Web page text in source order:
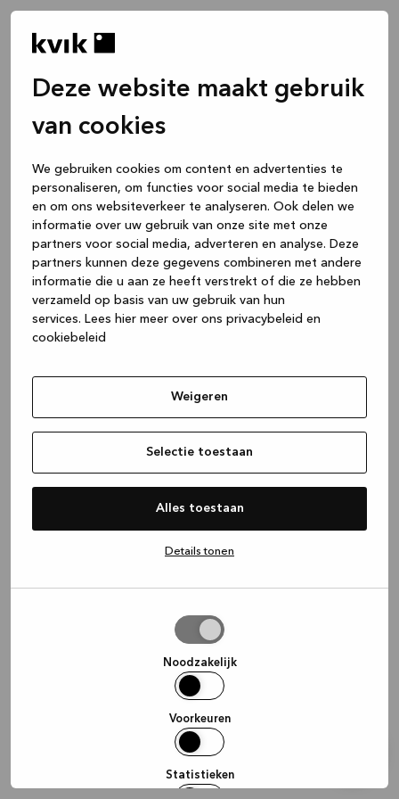
Deze website maakt gebruik
van cookies
We gebruiken cookies om content en advertenties te
personaliseren, om functies voor social media te bieden
en om ons websiteverkeer te analyseren. Ook delen we
informatie over uw gebruik van onze site met onze
partners voor social media, adverteren en analyse. Deze
partners kunnen deze gegevens combineren met andere
informatie die u aan ze heeft verstrekt of die ze hebben
verzameld op basis van uw gebruik van hun
services. Lees hier meer over ons privacybeleid en
cookiebeleid
Weigeren
Selectie toestaan
Alles toestaan
Details tonen
Noodzakelijk
Voorkeuren
Statistieken
(see the browser console for more
information).